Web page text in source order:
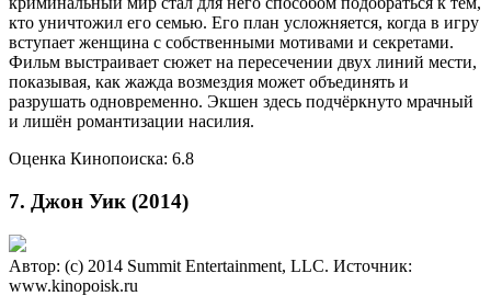
кто уничтожил его семью. Его план усложняется, когда в игру
вступает женщина с собственными мотивами и секретами.
Фильм выстраивает сюжет на пересечении двух линий мести,
показывая, как жажда возмездия может объединять и
разрушать одновременно. Экшен здесь подчёркнуто мрачный
и лишён романтизации насилия.
Оценка Кинопоиска: 6.8
7. Джон Уик (2014)
Автор: (c) 2014 Summit Entertainment, LLC. Источник:
www.kinopoisk.ru